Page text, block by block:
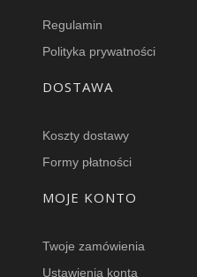
Regulamin
Polityka prywatności
DOSTAWA
Koszty dostawy
Formy płatności
MOJE KONTO
Twoje zamówienia
Ustawienia konta